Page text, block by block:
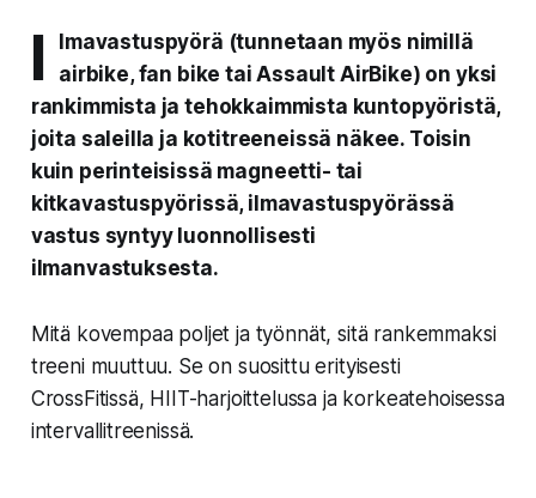
I lmavastuspyörä (tunnetaan myös nimillä
airbike, fan bike tai Assault AirBike) on yksi
rankimmista ja tehokkaimmista kuntopyöristä,
joita saleilla ja kotitreeneissä näkee. Toisin
kuin perinteisissä magneetti- tai
kitkavastuspyörissä, ilmavastuspyörässä
vastus syntyy luonnollisesti
ilmanvastuksesta.
Mitä kovempaa poljet ja työnnät, sitä rankemmaksi
treeni muuttuu. Se on suosittu erityisesti
CrossFitissä, HIIT-harjoittelussa ja korkeatehoisessa
intervallitreenissä.